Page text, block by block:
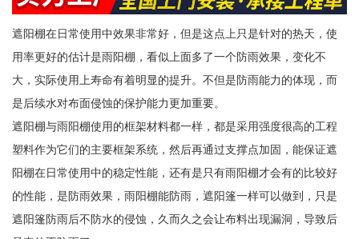
遮阳棚在日常使用中效果非常好，但是这点上只是针对的热天，使
用率更好的估计是雨阳棚，看似上面多了一个防雨效果，变化不
大，实际使用上寿命有着明显的提升。不但是防雨能力的体现，而
是后续水对布面侵蚀的保护能力更加重要。
遮阳棚与雨阳棚使用的框架材料都一样，都是采用强度很高的工程
塑料作为它们的主要框架系统，然后再通过支撑点加固，能保证遮
阳棚在日常使用中的稳定性能，还有是只有雨阳棚才会有的比较好
的性能，是防雨效果，雨阳棚能防雨，遮阳篷一样可以做到，只是
遮阳篷防雨后不防水的侵蚀，久而久之会让布料出现漏洞，导致后